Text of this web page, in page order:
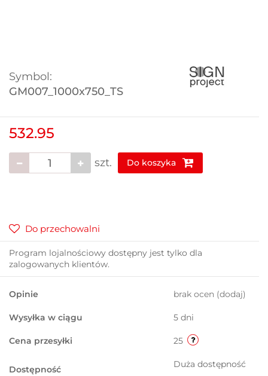
Symbol:
GM007_1000x750_TS
532.95
szt. Do koszyka
Do przechowalni
Program lojalnościowy dostępny jest tylko dla
zalogowanych klientów.
Opinie brak ocen (dodaj)
Wysyłka w ciągu 5 dni
Cena przesyłki 25
Dostępność Duża dostępność